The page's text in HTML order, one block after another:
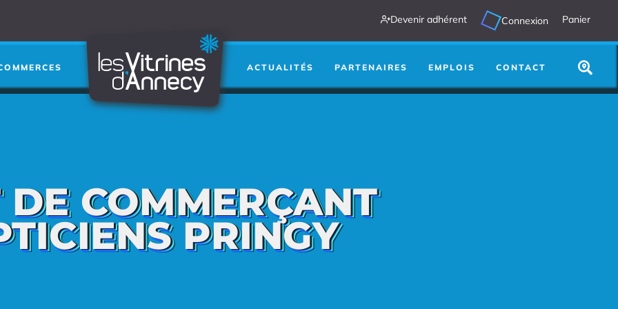
Devenir adhérent Connexion Panier
ACTUALITÉS PARTENAIRES EMPLOIS CONTACT
RECHERCHER
➜
Je cherche autre chose :
Search
...
COMMERÇANT
PRINGY